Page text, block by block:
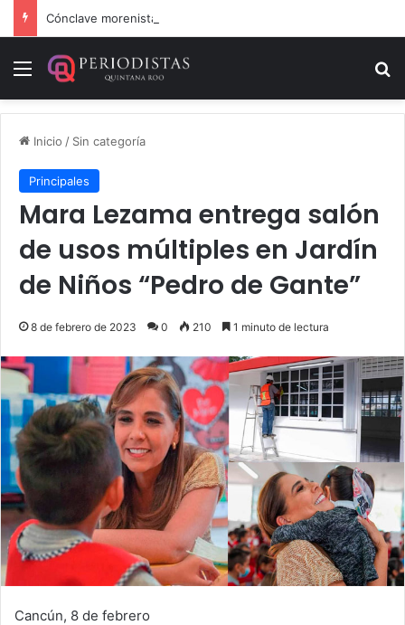
Cónclave morenista en el WTC de la CDMX
Menú
Inicio / Sin categoría
Principales
Mara Lezama entrega salón
de usos múltiples en Jardín
de Niños “Pedro de Gante”
8 de febrero de 2023 0 210 1 minuto de lectura
Cancún, 8 de febrero